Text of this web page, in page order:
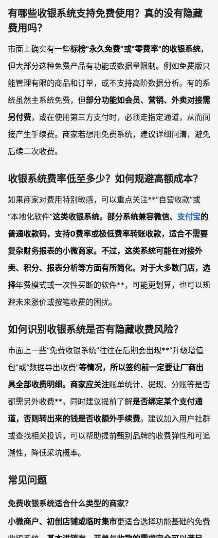
有哪些收银系统支持免费使用？真的没有隐藏
费用吗？
市面上确实有一些标榜“永久免费”或“零费率”的收银系统，
但大部分这种免费产品有功能或数据量限制。例如免费版只
能管理有限的商品和订单，或不支持高阶数据分析。有的系
统虽然主系统免费，但部分功能如会员、营销、外卖对接需
另付费，或在使用第三方支付时，必须走指定通道，从而间
接产生手续费。商家若想用免费系统，建议详细问清，避免
后续二次收费。
收银系统费率低至多少？如何规避高额成本？
如果商家对费用特别敏感，可以重点关注**“自营收款”或
“本地化软件”这类收银系统。 部分系统兼容微信、 支付宝的
普通收款码，支持0费率或极低费率转账收款，适合不需要
复杂财务报表的小微商家。不过，这类系统可能在对接外
卖、积分、报表分析等方面有所简化。对于大多数门店，选
择年费模式或一次性买断的软件**，可能更划算，也可以规
避未来涨价或按笔收费的困扰。
如何识别收银系统是否有隐藏收费风险？
市面上一些“免费收银系统”往往在后期会出现**“升级增值
包”或“数据导出收费”等情况，所以签约前一定要让厂商出
具全部收费明细。商家应关注账单统计、提现、分账等是否
都需另外收费**。同时建议提前了解是否绑定某个支付通
道，否则转出来的钱是否收额外手续费。建议加入用户社群
或查找相关投诉，可以帮助提前甄别品牌的收费弹性和可追
溯性，降低采坑概率。
常见问题
免费收银系统适合什么类型的商家？
小微商户、初创店铺或临时集市更适合选择功能基础的免费